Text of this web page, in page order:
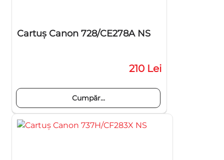
Cartuş Canon 728/CE278A NS
210 Lei
Cumpăr...